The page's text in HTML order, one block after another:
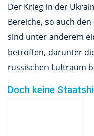
Der Krieg in der
Bereiche, so auch
sind unter anderem
betroffen, darunter
russischen Luftraum
Doch keine